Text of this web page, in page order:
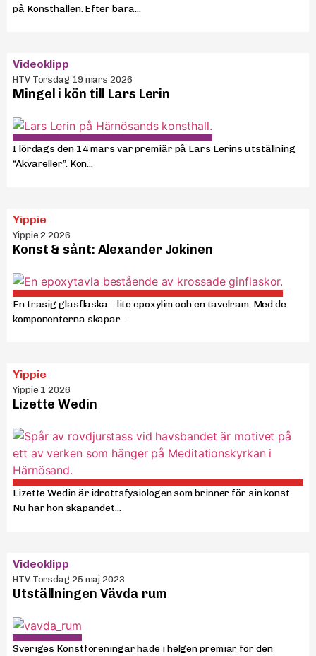
på Konsthallen. Efter bara...
Videoklipp
HTV Torsdag 19 mars 2026
Mingel i kön till Lars Lerin
I lördags den 14 mars var premiär på Lars Lerins utställning
“Akvareller”. Kön...
Yippie
Yippie 2 2026
Konst & sånt: Alexander Jokinen
En trasig glasflaska – lite epoxylim och en tavelram. Med de
komponenterna skapar...
Yippie
Yippie 1 2026
Lizette Wedin
Lizette Wedin är idrottsfysiologen som brinner för sin konst.
Nu har hon skapandet...
Videoklipp
HTV Torsdag 25 maj 2023
Utställningen Vävda rum
Sveriges Konstföreningar hade i helgen premiär för den